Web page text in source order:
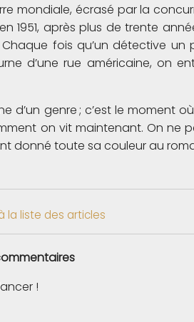
mondiale, écrasé par la
1951, après plus de trente
fois qu’un détective
d’une rue américaine, on
d’un genre ; c’est le moment
on vit maintenant. On ne
donné toute sa couleur au
la liste des articles
!